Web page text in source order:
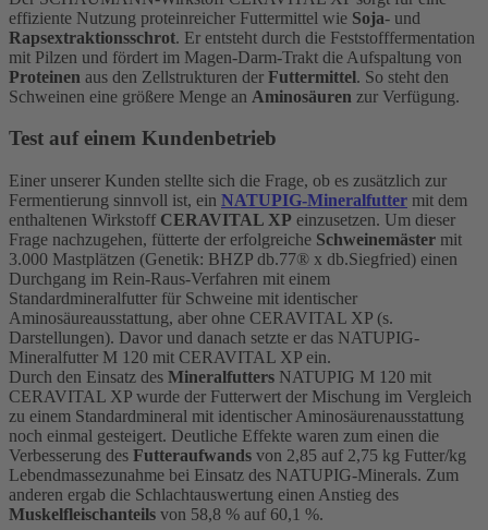
effiziente Nutzung proteinreicher Futtermittel wie Soja- und
Rapsextraktionsschrot. Er entsteht durch die Feststofffermentation
mit Pilzen und fördert im Magen-Darm-Trakt die Aufspaltung von
Proteinen aus den Zellstrukturen der Futtermittel. So steht den
Schweinen eine größere Menge an Aminosäuren zur Verfügung.
Test auf einem Kundenbetrieb
Einer unserer Kunden stellte sich die Frage, ob es zusätzlich zur
Fermentierung sinnvoll ist, ein NATUPIG-Mineralfutter mit dem
enthaltenen Wirkstoff CERAVITAL XP einzusetzen. Um dieser
Frage nachzugehen, fütterte der erfolgreiche Schweinemäster mit
3.000 Mastplätzen (Genetik: BHZP db.77® x db.Siegfried) einen
Durchgang im Rein-Raus-Verfahren mit einem
Standardmineralfutter für Schweine mit identischer
Aminosäureausstattung, aber ohne CERAVITAL XP (s.
Darstellungen). Davor und danach setzte er das NATUPIG-
Mineralfutter M 120 mit CERAVITAL XP ein.
Durch den Einsatz des Mineralfutters NATUPIG M 120 mit
CERAVITAL XP wurde der Futterwert der Mischung im Vergleich
zu einem Standardmineral mit identischer Aminosäurenausstattung
noch einmal gesteigert. Deutliche Effekte waren zum einen die
Verbesserung des Futteraufwands von 2,85 auf 2,75 kg Futter/kg
Lebendmassezunahme bei Einsatz des NATUPIG-Minerals. Zum
anderen ergab die Schlachtauswertung einen Anstieg des
Muskelfleischanteils von 58,8 % auf 60,1 %.